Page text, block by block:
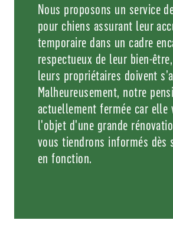
Nous proposons un service
pour chiens assurant leur
temporaire dans un cadre
respectueux de leur bien-
leurs propriétaires doivent
Malheureusement, notre
actuellement fermée car elle
l'objet d'une grande
vous tiendrons informés dès
en fonction.